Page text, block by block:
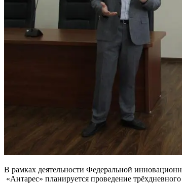
В рамках деятельности Федеральной
«Антарес» планируется проведение